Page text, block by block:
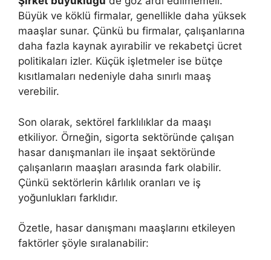
Büyük ve köklü firmalar, genellikle daha yüksek
maaşlar sunar. Çünkü bu firmalar, çalışanlarına
daha fazla kaynak ayırabilir ve rekabetçi ücret
politikaları izler. Küçük işletmeler ise bütçe
kısıtlamaları nedeniyle daha sınırlı maaş
verebilir.
Son olarak, sektörel farklılıklar da maaşı
etkiliyor. Örneğin, sigorta sektöründe çalışan
hasar danışmanları ile inşaat sektöründe
çalışanların maaşları arasında fark olabilir.
Çünkü sektörlerin kârlılık oranları ve iş
yoğunlukları farklıdır.
Özetle, hasar danışmanı maaşlarını etkileyen
faktörler şöyle sıralanabilir: